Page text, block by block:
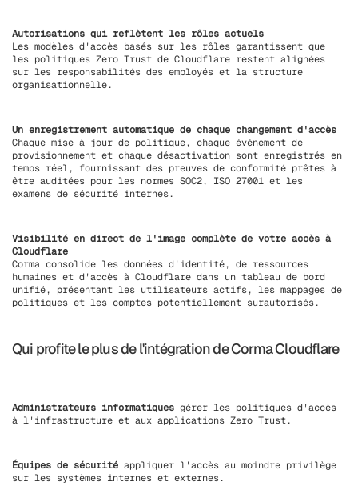
Autorisations qui reflètent les rôles actuels
Les modèles d'accès basés sur les rôles garantissent que
les politiques Zero Trust de Cloudflare restent alignées
sur les responsabilités des employés et la structure
organisationnelle.
Un enregistrement automatique de chaque changement d'accès
Chaque mise à jour de politique, chaque événement de
provisionnement et chaque désactivation sont enregistrés en
temps réel, fournissant des preuves de conformité prêtes à
être auditées pour les normes SOC2, ISO 27001 et les
examens de sécurité internes.
Visibilité en direct de l'image complète de votre accès à
Cloudflare
Corma consolide les données d'identité, de ressources
humaines et d'accès à Cloudflare dans un tableau de bord
unifié, présentant les utilisateurs actifs, les mappages de
politiques et les comptes potentiellement surautorisés.
Qui profite le plus de l'intégration de Corma Cloudflare
Administrateurs informatiques gérer les politiques d'accès
à l'infrastructure et aux applications Zero Trust.
Équipes de sécurité appliquer l'accès au moindre privilège
sur les systèmes internes et externes.